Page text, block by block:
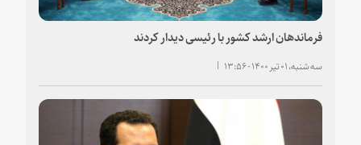
فرماندهان ارشد کشور با رئیسی دیدار کردند
سه شنبه، ۰۱ تیر ۱۴۰۰ - ۱۳:۵۶